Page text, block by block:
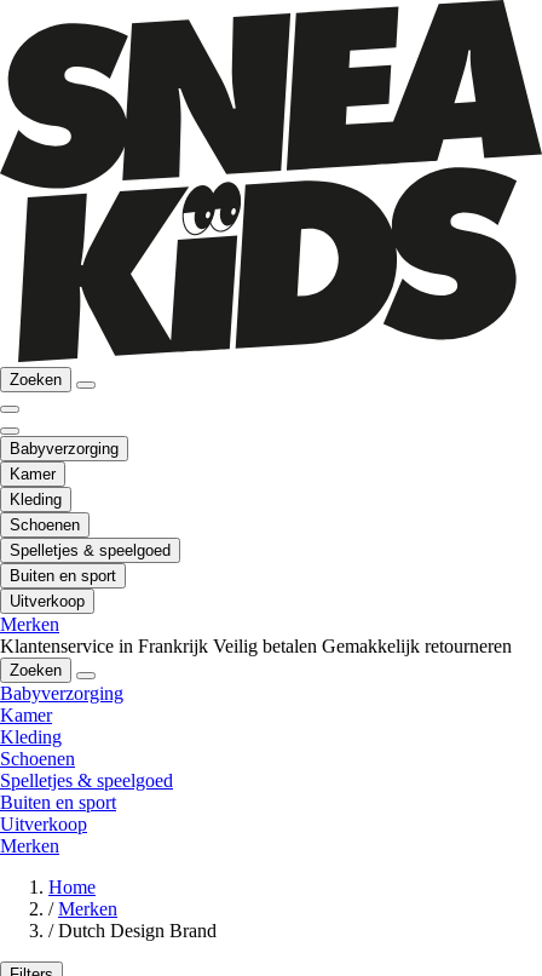
Zoeken
Babyverzorging
Kamer
Kleding
Schoenen
Spelletjes & speelgoed
Buiten en sport
Uitverkoop
Merken
Klantenservice in Frankrijk Veilig betalen Gemakkelijk retourneren
Zoeken
Babyverzorging
Kamer
Kleding
Schoenen
Spelletjes & speelgoed
Buiten en sport
Uitverkoop
Merken
Home
/ Merken
/ Dutch Design Brand